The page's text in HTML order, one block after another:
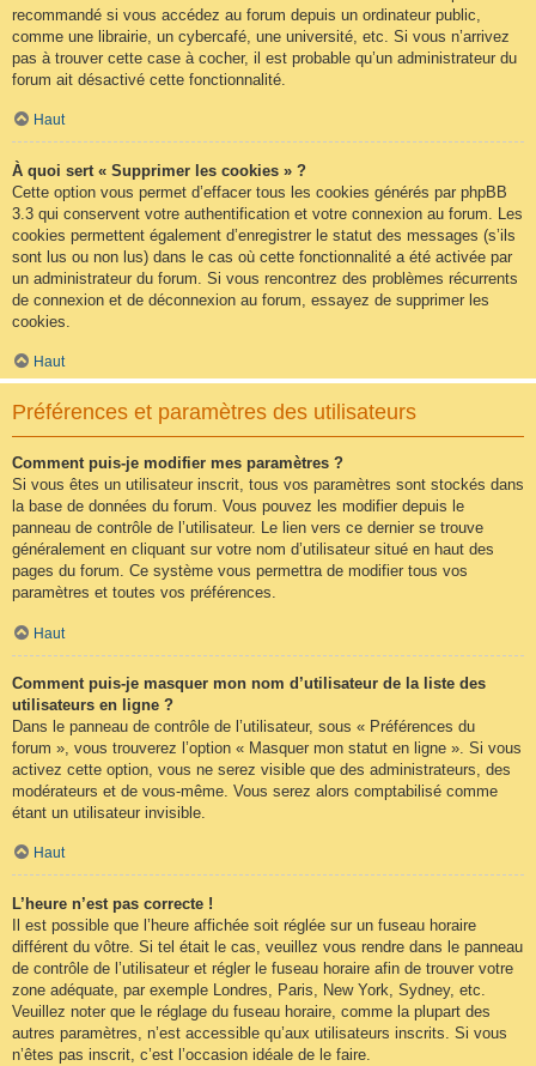
recommandé si vous accédez au forum depuis un ordinateur public,
comme une librairie, un cybercafé, une université, etc. Si vous n’arrivez
pas à trouver cette case à cocher, il est probable qu’un administrateur du
forum ait désactivé cette fonctionnalité.
Haut
À quoi sert « Supprimer les cookies » ?
Cette option vous permet d’effacer tous les cookies générés par phpBB
3.3 qui conservent votre authentification et votre connexion au forum. Les
cookies permettent également d’enregistrer le statut des messages (s’ils
sont lus ou non lus) dans le cas où cette fonctionnalité a été activée par
un administrateur du forum. Si vous rencontrez des problèmes récurrents
de connexion et de déconnexion au forum, essayez de supprimer les
cookies.
Haut
Préférences et paramètres des utilisateurs
Comment puis-je modifier mes paramètres ?
Si vous êtes un utilisateur inscrit, tous vos paramètres sont stockés dans
la base de données du forum. Vous pouvez les modifier depuis le
panneau de contrôle de l’utilisateur. Le lien vers ce dernier se trouve
généralement en cliquant sur votre nom d’utilisateur situé en haut des
pages du forum. Ce système vous permettra de modifier tous vos
paramètres et toutes vos préférences.
Haut
Comment puis-je masquer mon nom d’utilisateur de la liste des
utilisateurs en ligne ?
Dans le panneau de contrôle de l’utilisateur, sous « Préférences du
forum », vous trouverez l’option « Masquer mon statut en ligne ». Si vous
activez cette option, vous ne serez visible que des administrateurs, des
modérateurs et de vous-même. Vous serez alors comptabilisé comme
étant un utilisateur invisible.
Haut
L’heure n’est pas correcte !
Il est possible que l’heure affichée soit réglée sur un fuseau horaire
différent du vôtre. Si tel était le cas, veuillez vous rendre dans le panneau
de contrôle de l’utilisateur et régler le fuseau horaire afin de trouver votre
zone adéquate, par exemple Londres, Paris, New York, Sydney, etc.
Veuillez noter que le réglage du fuseau horaire, comme la plupart des
autres paramètres, n’est accessible qu’aux utilisateurs inscrits. Si vous
n’êtes pas inscrit, c’est l’occasion idéale de le faire.